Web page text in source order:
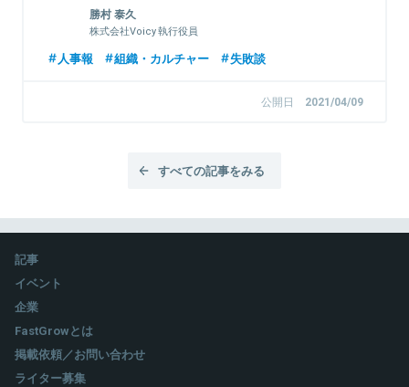
勝村 泰久
株式会社Voicy 執行役員
人事報 組織・カルチャー 失敗談
公開日 2021/04/09
すべての記事をみる
記事
イベント
企業
FastGrowとは
掲載依頼／お問い合わせ
ライター募集